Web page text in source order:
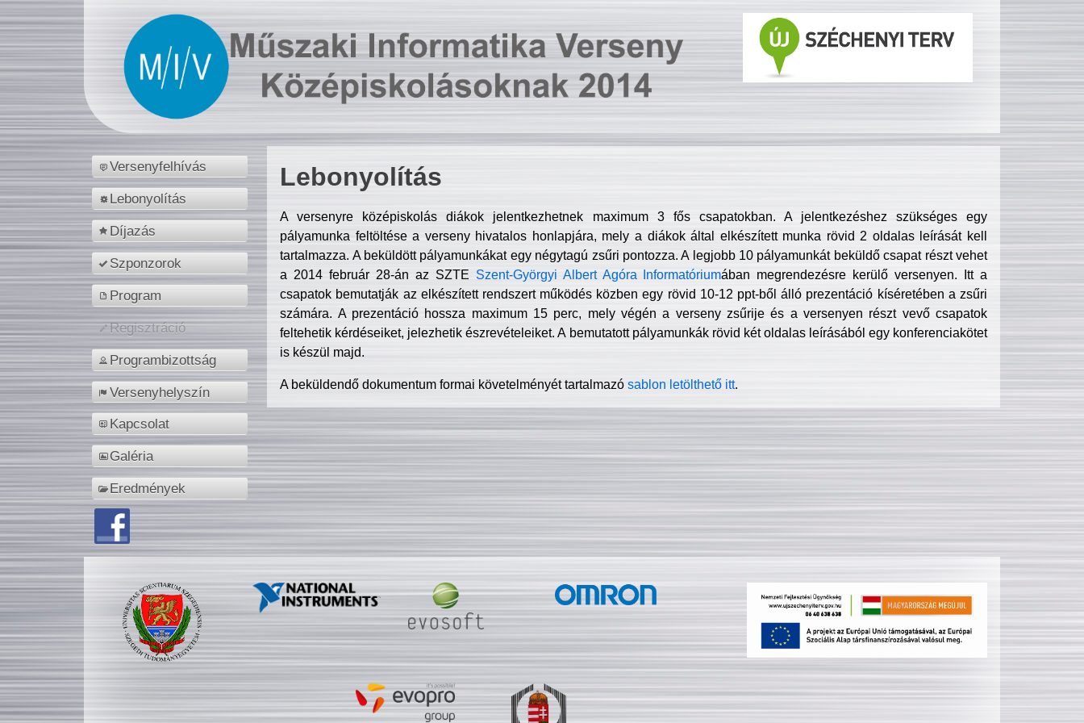
Versenyfelhívás
Lebonyolítás
Díjazás
Szponzorok
Program
Regisztráció
Programbizottság
Versenyhelyszín
Kapcsolat
Galéria
Eredmények
Lebonyolítás
A versenyre középiskolás diákok jelentkezhetnek maximum 3 fős csapatokban. A jelentkezéshez szükséges egy
pályamunka feltöltése a verseny hivatalos honlapjára, mely a diákok által elkészített munka rövid 2 oldalas leírását kell
tartalmazza. A beküldött pályamunkákat egy négytagú zsűri pontozza. A legjobb 10 pályamunkát beküldő csapat részt vehet
a 2014 február 28-án az SZTE Szent-Györgyi Albert Agóra Informatóriumában megrendezésre kerülő versenyen. Itt a
csapatok bemutatják az elkészített rendszert működés közben egy rövid 10-12 ppt-ből álló prezentáció kíséretében a zsűri
számára. A prezentáció hossza maximum 15 perc, mely végén a verseny zsűrije és a versenyen részt vevő csapatok
feltehetik kérdéseiket, jelezhetik észrevételeiket. A bemutatott pályamunkák rövid két oldalas leírásából egy konferenciakötet
is készül majd.
A beküldendő dokumentum formai követelményét tartalmazósablon letölthető itt.